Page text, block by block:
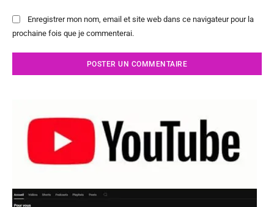
Enregistrer mon nom, email et site web dans ce navigateur pour la
prochaine fois que je commenterai.